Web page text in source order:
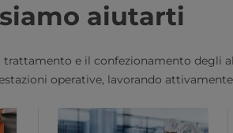
aiutarti
e il confezionamento degli
operative, lavorando